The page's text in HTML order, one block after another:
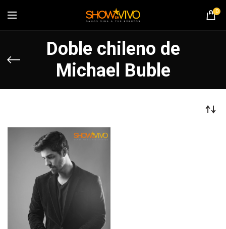
0
Doble chileno de
Michael Buble